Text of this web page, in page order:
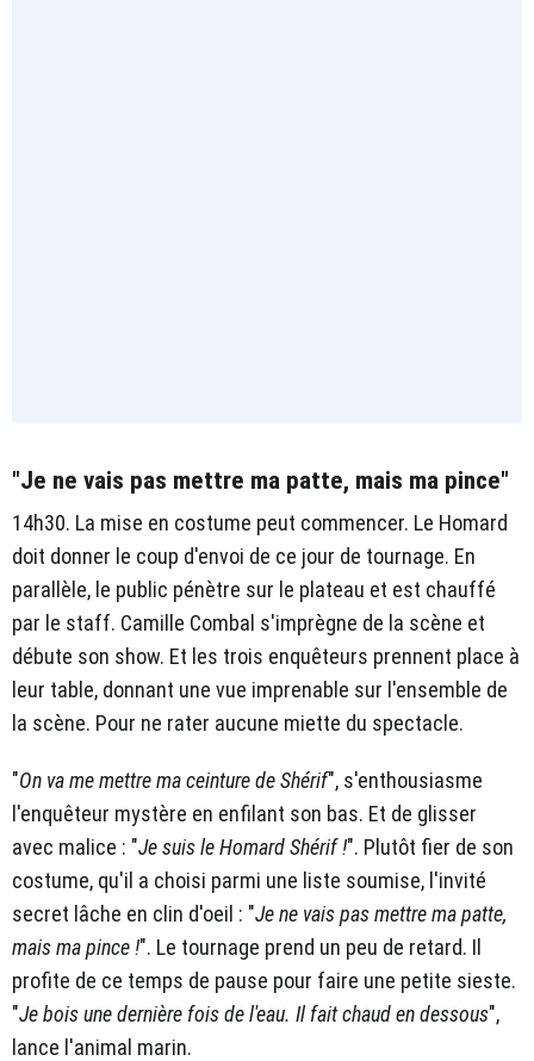
"Je ne vais pas mettre ma patte, mais ma pince"
14h30. La mise en costume peut commencer. Le Homard
doit donner le coup d'envoi de ce jour de tournage. En
parallèle, le public pénètre sur le plateau et est chauffé
par le staff. Camille Combal s'imprègne de la scène et
débute son show. Et les trois enquêteurs prennent place à
leur table, donnant une vue imprenable sur l'ensemble de
la scène. Pour ne rater aucune miette du spectacle.
"On va me mettre ma ceinture de Shérif", s'enthousiasme
l'enquêteur mystère en enfilant son bas. Et de glisser
avec malice : "Je suis le Homard Shérif !". Plutôt fier de son
costume, qu'il a choisi parmi une liste soumise, l'invité
secret lâche en clin d'oeil : "Je ne vais pas mettre ma patte,
mais ma pince !". Le tournage prend un peu de retard. Il
profite de ce temps de pause pour faire une petite sieste.
"Je bois une dernière fois de l'eau. Il fait chaud en dessous",
lance l'animal marin.